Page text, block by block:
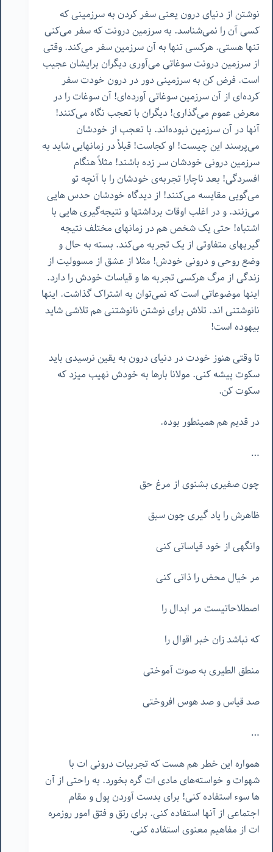
نوشتن از دنیای درون یعنی سفر کردن به سرزمینی که
کسی آن را نمی‌شناسد. به سرزمین درونت که سفر می‌کنی
تنها هستی. هرکسی تنها به آن سرزمین سفر می‌کند. وقتی
از سرزمین درونت سوغاتی می‌آوری دیگران برایشان عجیب
است. فرض کن به سرزمینی دور در درون خودت سفر
کرده‌ای از آن سرزمین سوغاتی آورده‌ای! آن سوغات را در
معرض عموم می‌گذاری! دیگران با تعجب نگاه می‌کنند!
آنها در آن سرزمین نبوده‌اند. با تعجب از خودشان
می‌پرسند این چیست! او کجاست! قبلاً در زمانهایی شاید به
سرزمین درونی خودشان سر زده باشند! مثلاً هنگام
افسردگی! بعد ناچارا تجربه‌ی خودشان را با آنچه تو
می‌گویی مقایسه می‌کنند! از دیدگاه خودشان حدس هایی
می‌زنند. و در اغلب اوقات برداشتها و نتیجه‌گیری هایی با
اشتباه! حتی یک شخص هم در زمانهای مختلف نتیجه
گیریهای متفاوتی از یک تجربه می‌کند. بسته به حال و
وضع روحی و درونی خودش! مثلا از عشق از مسوولیت از
زندگی از مرگ هرکسی تجربه ها و قیاسات خودش را دارد.
اینها موضوعاتی است که نمی‌توان به اشتراک گذاشت. اینها
نانوشتنی اند. تلاش برای نوشتن نانوشتنی هم تلاشی شاید
بیهوده است!
تا وقتی هنوز خودت در دنیای درون به یقین نرسیدی باید
سکوت پیشه کنی. مولانا بارها به خودش نهیب میزد که
سکوت کن.
در قدیم هم همینطور بوده.
…
چون صفیری بشنوی از مرغ حق
ظاهرش را یاد گیری چون سبق
وانگهی از خود قیاساتی کنی
مر خیال محض را ذاتی کنی
اصطلاحاتیست مر ابدال را
که نباشد زان خبر اقوال را
منطق الطیری به صوت آموختی
صد قیاس و صد هوس افروختی
…
همواره این خطر هم هست که تجربیات درونی ات با
شهوات و خواسته‌های مادی ات گره بخورد. به راحتی از آن
ها سوء استفاده کنی! برای بدست آوردن پول و مقام
اجتماعی از آنها استفاده کنی. برای رتق و فتق امور روزمره
‌ات از مفاهیم معنوی استفاده کنی.